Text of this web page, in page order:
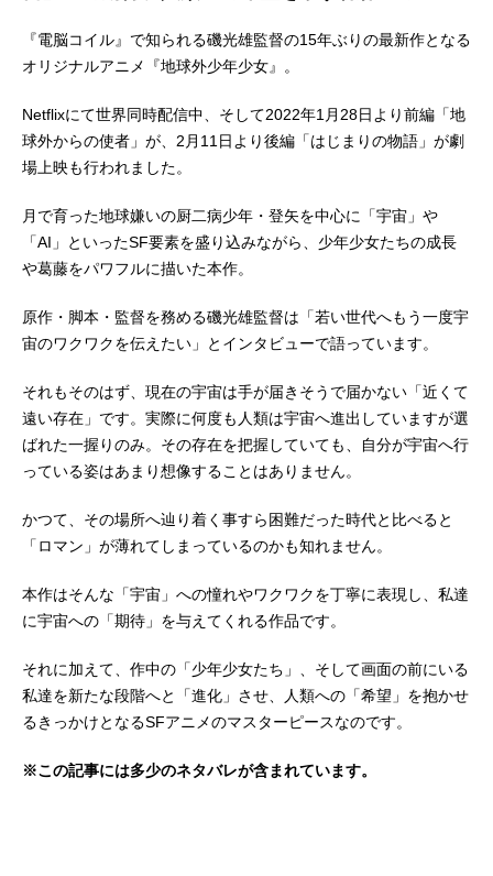
『電脳コイル』で知られる磯光雄監督の15年ぶりの最新作となる
オリジナルアニメ『地球外少年少女』。
Netflixにて世界同時配信中、そして2022年1月28日より前編「地
球外からの使者」が、2月11日より後編「はじまりの物語」が劇
場上映も行われました。
月で育った地球嫌いの厨二病少年・登矢を中心に「宇宙」や
「AI」といったSF要素を盛り込みながら、少年少女たちの成長
や葛藤をパワフルに描いた本作。
原作・脚本・監督を務める磯光雄監督は「若い世代へもう一度宇
宙のワクワクを伝えたい」とインタビューで語っています。
それもそのはず、現在の宇宙は手が届きそうで届かない「近くて
遠い存在」です。実際に何度も人類は宇宙へ進出していますが選
ばれた一握りのみ。その存在を把握していても、自分が宇宙へ行
っている姿はあまり想像することはありません。
かつて、その場所へ辿り着く事すら困難だった時代と比べると
「ロマン」が薄れてしまっているのかも知れません。
本作はそんな「宇宙」への憧れやワクワクを丁寧に表現し、私達
に宇宙への「期待」を与えてくれる作品です。
それに加えて、作中の「少年少女たち」、そして画面の前にいる
私達を新たな段階へと「進化」させ、人類への「希望」を抱かせ
るきっかけとなるSFアニメのマスターピースなのです。
※この記事には多少のネタバレが含まれています。